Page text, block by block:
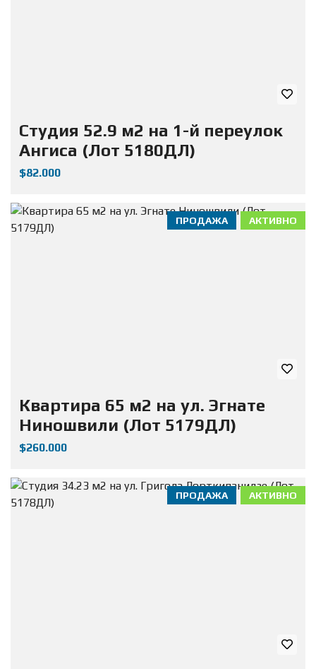
Студия 52.9 м2 на 1-й переулок
Ангиса (Лот 5180ДЛ)
$82.000
АКТИВНО
ПРОДАЖА
Квартира 65 м2 на ул. Эгнате
Ниношвили (Лот 5179ДЛ)
$260.000
АКТИВНО
ПРОДАЖА